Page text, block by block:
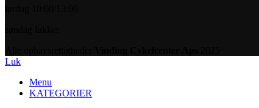
Luk
Menu
KATEGORIER